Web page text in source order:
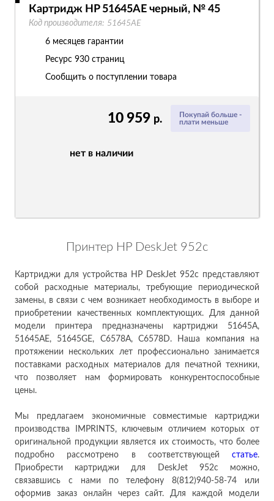
Покупай больше -
плати меньше
10 959 р.
нет в наличии
Картридж HP 51645AE черный, № 45
Код производителя: 51645AE
6 месяцев гарантии
Ресурс 930 страниц
Сообщить о поступлении товара
Принтер HP DeskJet 952c
Картриджи для устройства HP DeskJet 952c представляют
собой расходные материалы, требующие периодической
замены, в связи с чем возникает необходимость в выборе и
приобретении качественных комплектующих. Для данной
модели принтера предназначены картриджи 51645A,
51645AE, 51645GE, C6578A, C6578D. Наша компания на
протяжении нескольких лет профессионально занимается
поставками расходных материалов для печатной техники,
что позволяет нам формировать конкурентоспособные
цены.
Мы предлагаем экономичные совместимые картриджи
производства IMPRINTS, ключевым отличием которых от
оригинальной продукции является их стоимость, что более
подробно рассмотрено в соответствующей статье.
Приобрести картриджи для DeskJet 952c можно,
связавшись с нами по телефону 8(812)940-58-74 или
оформив заказ онлайн через сайт. Для каждой модели